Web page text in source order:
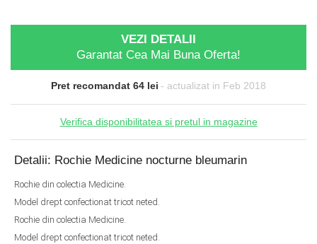
VEZI DETALII
Garantat Cea Mai Buna Oferta!
Pret recomandat 64 lei - actualizat in Feb 2018
Verifica disponibilitatea si pretul in magazine
Detalii: Rochie Medicine nocturne bleumarin
Rochie din colectia Medicine.
Model drept confectionat tricot neted.
Rochie din colectia Medicine.
Model drept confectionat tricot neted.